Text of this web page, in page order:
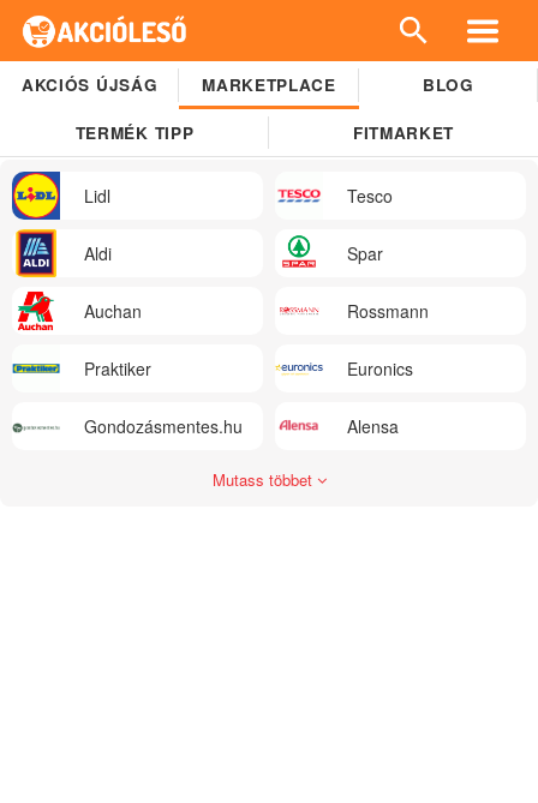
AKCIÓS ÚJSÁG MARKETPLACE BLOG
TERMÉK TIPP FITMARKET
Lidl Tesco
Aldi Spar
Auchan Rossmann
Praktiker Euronics
Gondozásmentes.hu Alensa
Mutass többet